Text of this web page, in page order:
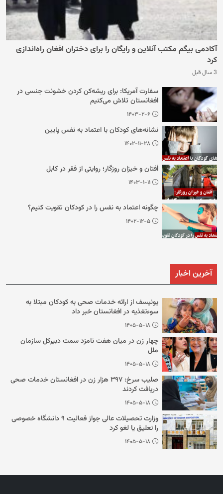
آکادمی بیگم مکتب آنلاین و رایگان را برای دختران افغان راه‌اندازی
کرد
3 سال قبل
سفارت آمریکا: برای ریشه‌کن کردن خشونت جنسی در
افغانستان تلاش می‌کنیم
۱۴۰۳-۲-۶
نشانه‌های کودکان با اعتماد به نفس پایین
۱۴۰۲-۱۱-۲۸
اُفتان و خیزان روزگار؛ روایتی از فقر در کابل
۱۴۰۳-۱-۱۱
چگونه اعتماد به نفس را در کودکان تقویت کنیم؟
۱۴۰۲-۱۲-۵
آخرین اخبار
یونیسف از ارائه خدمات صحی به کودکان مبتلا به
سوءتغذیه در افغانستان خبر داد
۱۴۰۵-۵-۱۸
چهار زن در میان هفت نامزد سمت دبیرکل سازمان
ملل
۱۴۰۵-۵-۱۸
صلیب سرخ: ۳۹۷ هزار زن در افغانستان خدمات صحی
دریافت کردند
۱۴۰۵-۵-۱۸
وزارت تحصیلات عالی جواز فعالیت ۹ دانشگاه خصوصی
را تعلیق یا لغو کرد
۱۴۰۵-۵-۱۸